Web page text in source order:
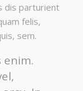
dis parturient
felis,
sem.
enim.